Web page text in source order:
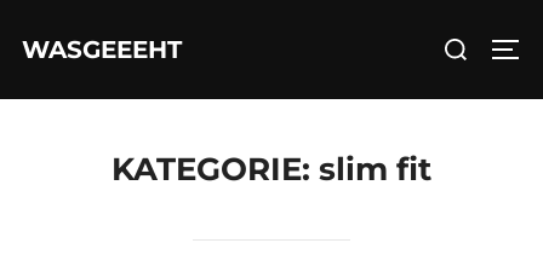
InhaltWASGEEEHT
Suchen
KATEGORIE: slim fit